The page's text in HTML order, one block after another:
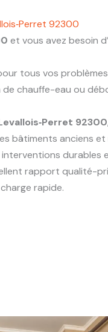
92300
et vous avez besoin
tous vos problèmes
chauffe-eau ou
92300
bâtiments anciens et
durables
rapport qualité-
rapide.